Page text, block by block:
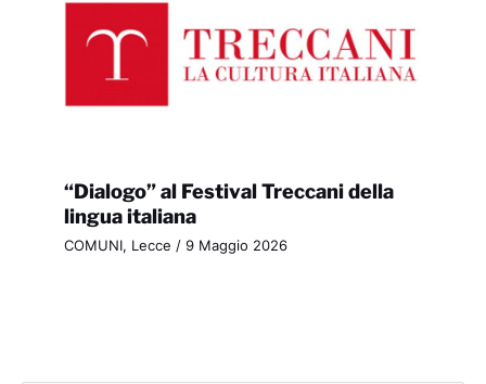
“Dialogo” al Festival Treccani della
lingua italiana
COMUNI, Lecce / 9 Maggio 2026